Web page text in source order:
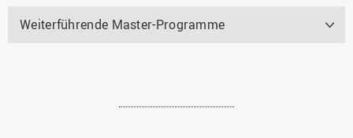
Weiterführende Master-Programme